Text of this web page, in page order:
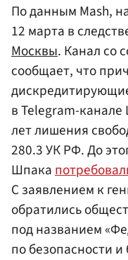
По данным Mash,
12 марта в
Москвы. Канал со
сообщает, что
в Telegram-
лет лишения
280.3 УК РФ. До
Шпака
С заявлением к
обратились
под названием
по безопасности